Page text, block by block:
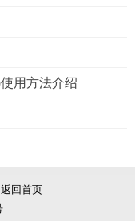
用方法介绍
返回首页